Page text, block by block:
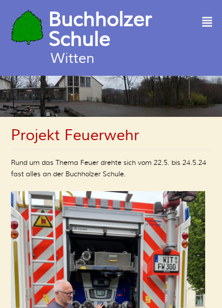
Buchholzer
Schule
Witten
²
Projekt Feuerwehr
Rund um das Thema Feuer drehte sich vom 22.5. bis 24.5.24
fast alles an der Buchholzer Schule.